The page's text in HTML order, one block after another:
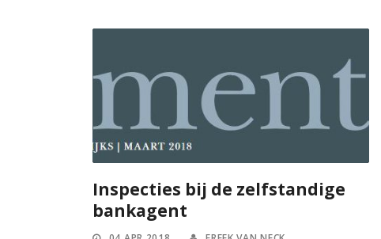
Inspecties bij de zelfstandige
bankagent